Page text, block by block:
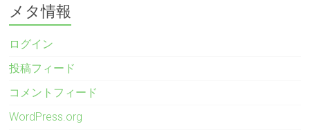
メタ情報
ログイン
投稿フィード
コメントフィード
WordPress.org